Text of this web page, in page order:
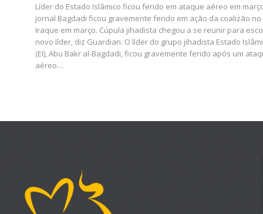
Líder do Estado Islâmico ficou ferido em ataque aéreo em
jornal Bagdadi ficou gravemente ferido em ação da coalizão no
Iraque em março. Cúpula jihadista chegou a se reunir para
novo líder, diz Guardian. O líder do grupo jihadista Estado
(EI), Abu Bakr al-Bagdadi, ficou gravemente ferido após um
aéreo…